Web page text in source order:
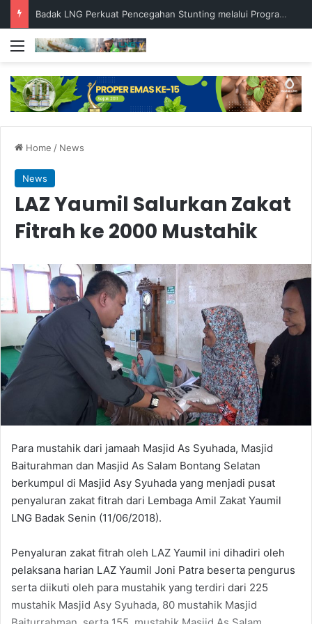
45 SISWA BERPRESTASI TERIMA BEASISWA BESCA 2026
Menu
Home / News
News
LAZ Yaumil Salurkan Zakat
Fitrah ke 2000 Mustahik
Para mustahik dari jamaah Masjid As Syuhada, Masjid
Baiturahman dan Masjid As Salam Bontang Selatan
berkumpul di Masjid Asy Syuhada yang menjadi pusat
penyaluran zakat fitrah dari Lembaga Amil Zakat Yaumil
LNG Badak Senin (11/06/2018).
Penyaluran zakat fitrah oleh LAZ Yaumil ini dihadiri oleh
pelaksana harian LAZ Yaumil Joni Patra beserta pengurus
serta diikuti oleh para mustahik yang terdiri dari 225
mustahik Masjid Asy Syuhada, 80 mustahik Masjid